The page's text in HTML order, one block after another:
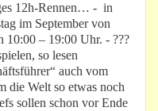
12h-Rennen… - in
im September von
10:00 – 19:00 Uhr. - ???
so lesen
auch vom
die Welt so etwas noch
sollen schon vor Ende